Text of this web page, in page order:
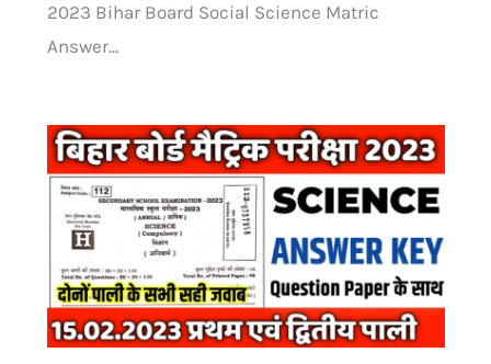
2023 Bihar Board Social Science Matric
Answer…